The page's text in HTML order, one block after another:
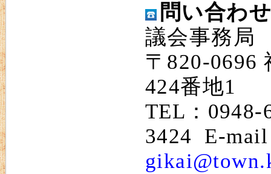
問い合わ
議会事務局
〒820-0696
424番地1
TEL：0948-
3424 E-